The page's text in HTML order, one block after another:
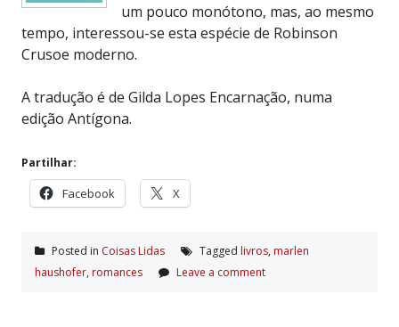
um pouco monótono, mas, ao mesmo
tempo, interessou-se esta espécie de Robinson
Crusoe moderno.
A tradução é de Gilda Lopes Encarnação, numa
edição Antígona.
Partilhar:
Facebook X
Posted in Coisas Lidas Tagged livros, marlen
haushofer, romances Leave a comment